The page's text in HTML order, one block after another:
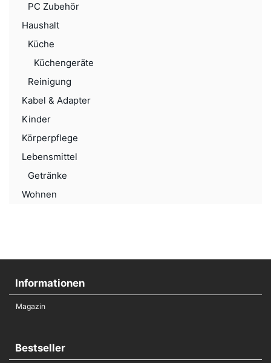
PC Zubehör
Haushalt
Küche
Küchengeräte
Reinigung
Kabel & Adapter
Kinder
Körperpflege
Lebensmittel
Getränke
Wohnen
Informationen
Magazin
Bestseller